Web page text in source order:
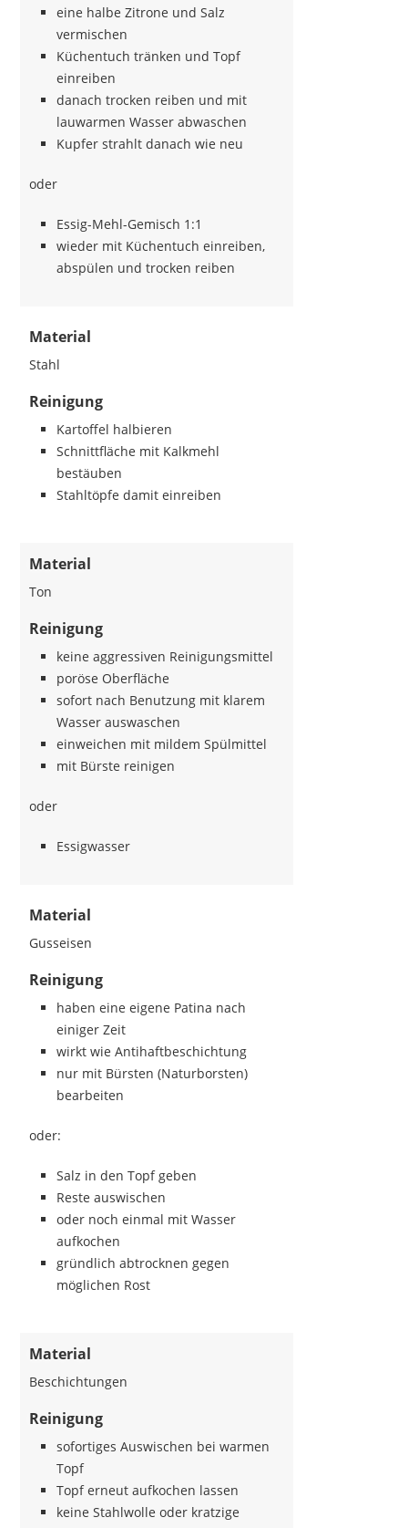
eine halbe Zitrone und Salz
vermischen
Küchentuch tränken und Topf
einreiben
danach trocken reiben und mit
lauwarmen Wasser abwaschen
Kupfer strahlt danach wie neu
oder
Essig-Mehl-Gemisch 1:1
wieder mit Küchentuch einreiben,
abspülen und trocken reiben
Material
Stahl
Reinigung
Kartoffel halbieren
Schnittfläche mit Kalkmehl
bestäuben
Stahltöpfe damit einreiben
Material
Ton
Reinigung
keine aggressiven Reinigungsmittel
poröse Oberfläche
sofort nach Benutzung mit klarem
Wasser auswaschen
einweichen mit mildem Spülmittel
mit Bürste reinigen
oder
Essigwasser
Material
Gusseisen
Reinigung
haben eine eigene Patina nach
einiger Zeit
wirkt wie Antihaftbeschichtung
nur mit Bürsten (Naturborsten)
bearbeiten
oder:
Salz in den Topf geben
Reste auswischen
oder noch einmal mit Wasser
aufkochen
gründlich abtrocknen gegen
möglichen Rost
Material
Beschichtungen
Reinigung
sofortiges Auswischen bei warmen
Topf
Topf erneut aufkochen lassen
keine Stahlwolle oder kratzige